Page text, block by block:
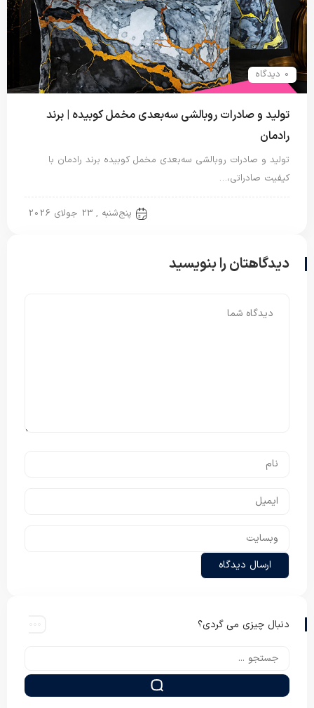
0 دیدگاه
تولید و صادرات روبالشی سه‌بعدی مخمل کوبیده | برند
رادمان
تولید و صادرات روبالشی سه‌بعدی مخمل کوبیده برند رادمان با
کیفیت صادراتی،…
پنج‌شنبه , 23 جولای 2026
دیدگاهتان را بنویسید
دنبال چیزی می گردی؟